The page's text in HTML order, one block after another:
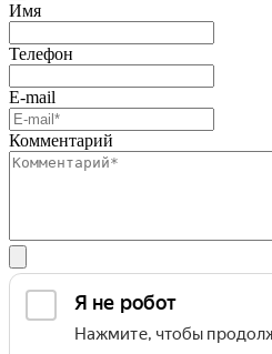
Имя
Телефон
E-mail
Комментарий